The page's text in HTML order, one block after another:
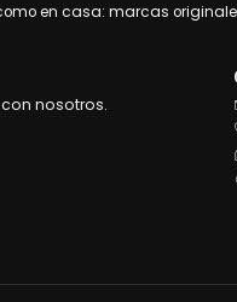
en casa: marcas
nosotros.